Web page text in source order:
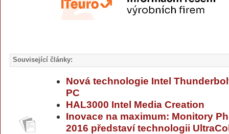
Související články:
Nová technologie Intel
PC
HAL3000 Intel Media Creation
Inovace na maximum: Monitory
2016 představí technologii